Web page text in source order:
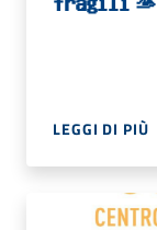
LEGGI DI PIÙ